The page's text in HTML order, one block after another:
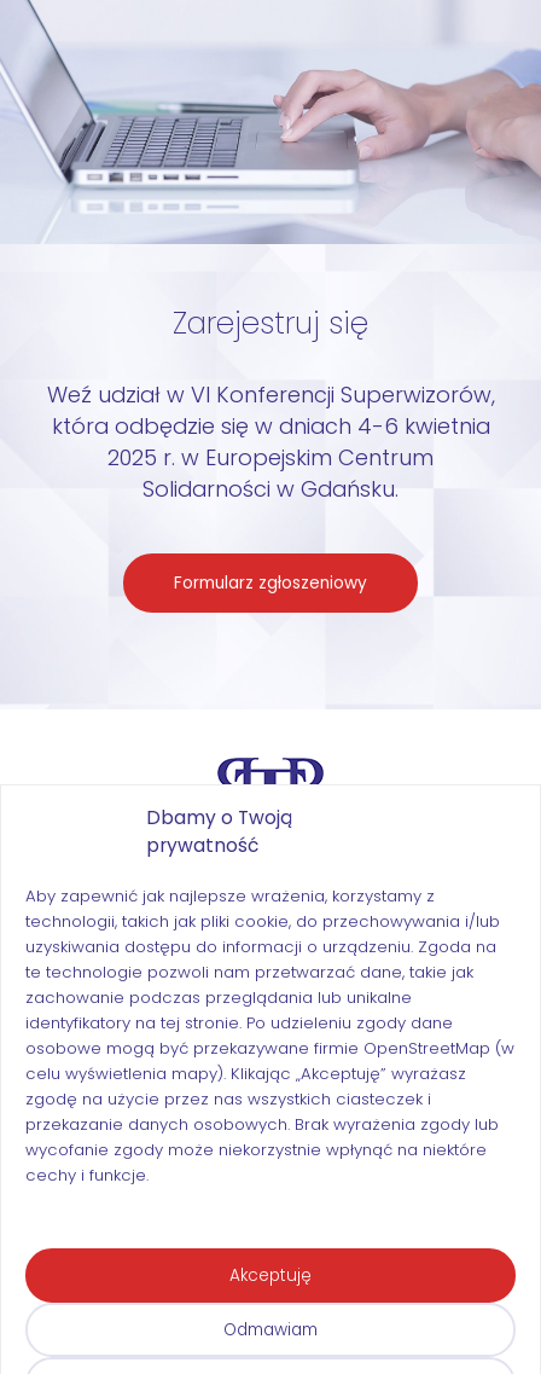
Dbamy o Twoją
prywatność
Aby zapewnić jak najlepsze wrażenia, korzystamy z
technologii, takich jak pliki cookie, do przechowywania i/lub
uzyskiwania dostępu do informacji o urządzeniu. Zgoda na
te technologie pozwoli nam przetwarzać dane, takie jak
zachowanie podczas przeglądania lub unikalne
identyfikatory na tej stronie. Po udzieleniu zgody dane
osobowe mogą być przekazywane firmie OpenStreetMap (w
celu wyświetlenia mapy). Klikając „Akceptuję” wyrażasz
zgodę na użycie przez nas wszystkich ciasteczek i
przekazanie danych osobowych. Brak wyrażenia zgody lub
wycofanie zgody może niekorzystnie wpłynąć na niektóre
cechy i funkcje.
Akceptuję
Odmawiam
Zarejestruj się
Weź udział w VI Konferencji Superwizorów,
która odbędzie się w dniach 4-6 kwietnia
2025 r. w Europejskim Centrum
Solidarności w Gdańsku.
Formularz zgłoszeniowy
Sekcja Naukowa Psychoterapii Polskiego
Towarzystwa Psychiatrycznego
ul. Sobieskiego 9, 02-957 Warszawa
KRS: 0000017690, NIP: 5261031634, REGON: 000810443
Kontakt:
kontakt@konferencjasuperwizorow.pl
© 2024 Sekcja Naukowa Psychoterapii Polskiego
Towarzystwa Psychiatrycznego Polityka prywatności
Projekt i realizacja: